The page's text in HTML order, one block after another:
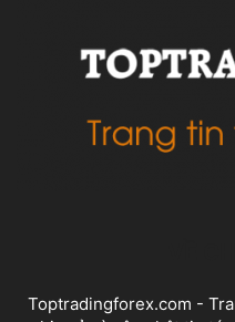
Toptradingforex.com -